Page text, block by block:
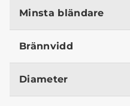
Minsta bländare
Brännvidd
Diameter